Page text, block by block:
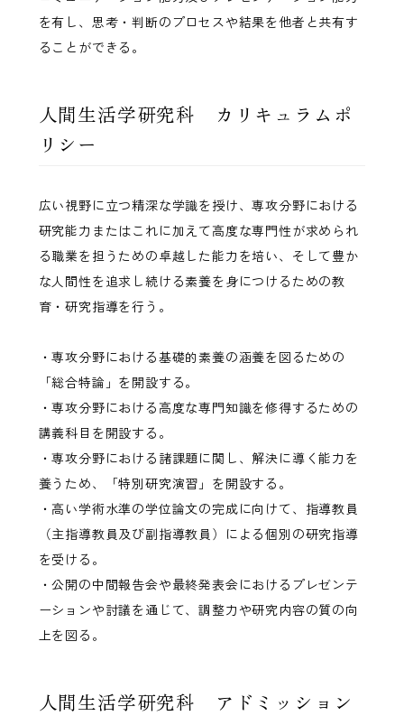
を有し、思考・判断のプロセスや結果を他者と共有す
ることができる。
人間生活学研究科 カリキュラムポ
リシー
広い視野に立つ精深な学識を授け、専攻分野における
研究能力またはこれに加えて高度な専門性が求められ
る職業を担うための卓越した能力を培い、そして豊か
な人間性を追求し続ける素養を身につけるための教
育・研究指導を行う。
・専攻分野における基礎的素養の涵養を図るための
「総合特論」を開設する。
・専攻分野における高度な専門知識を修得するための
講義科目を開設する。
・専攻分野における諸課題に関し、解決に導く能力を
養うため、「特別研究演習」を開設する。
・高い学術水準の学位論文の完成に向けて、指導教員
（主指導教員及び副指導教員）による個別の研究指導
を受ける。
・公開の中間報告会や最終発表会におけるプレゼンテ
ーションや討議を通じて、調整力や研究内容の質の向
上を図る。
人間生活学研究科 アドミッション